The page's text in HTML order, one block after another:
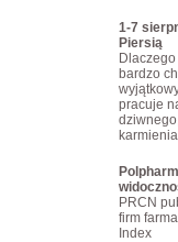
1-7
Piersią
bardzo
pracuje
PRCN
firm
Index